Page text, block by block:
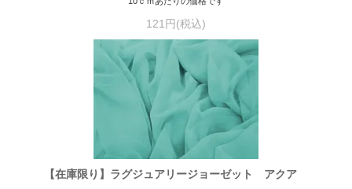
121円(税込)
【在庫限り】ラグジュアリージョーゼット アクア